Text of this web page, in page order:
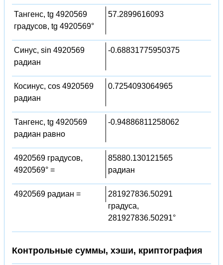
Тангенс, tg 4920569
градусов, tg 4920569°
57.2899616093
Синус, sin 4920569
радиан
-0.68831775950375
Косинус, cos 4920569
радиан
0.7254093064965
Тангенс, tg 4920569
радиан равно
-0.94886811258062
4920569 градусов,
4920569° =
85880.130121565
радиан
4920569 радиан =
281927836.50291
градуса,
281927836.50291°
Контрольные суммы, хэши, криптография